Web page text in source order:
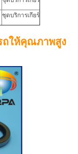
ชุดบริการเกียร์
ถให้คุณภาพสูง